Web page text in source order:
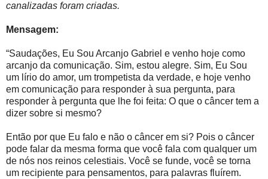
canalizadas foram criadas.
Mensagem:
“Saudações, Eu Sou Arcanjo Gabriel e venho hoje como
arcanjo da comunicação. Sim, estou alegre. Sim, Eu Sou
um lírio do amor, um trompetista da verdade, e hoje venho
em comunicação para responder à sua pergunta, para
responder à pergunta que lhe foi feita: O que o câncer tem a
dizer sobre si mesmo?
Então por que Eu falo e não o câncer em si? Pois o câncer
pode falar da mesma forma que você fala com qualquer um
de nós nos reinos celestiais. Você se funde, você se torna
um recipiente para pensamentos, para palavras fluírem.